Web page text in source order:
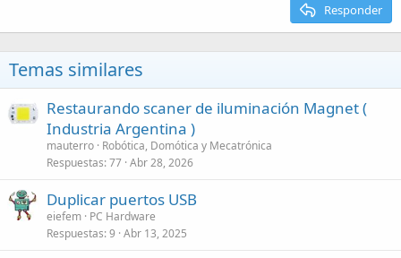
Responder
Temas similares
Restaurando scaner de iluminación Magnet (
Industria Argentina )
mauterro Robótica, Domótica y Mecatrónica
Respuestas 77 Abr 28, 2026
Duplicar puertos USB
eiefem PC Hardware
Respuestas 9 Abr 13, 2025